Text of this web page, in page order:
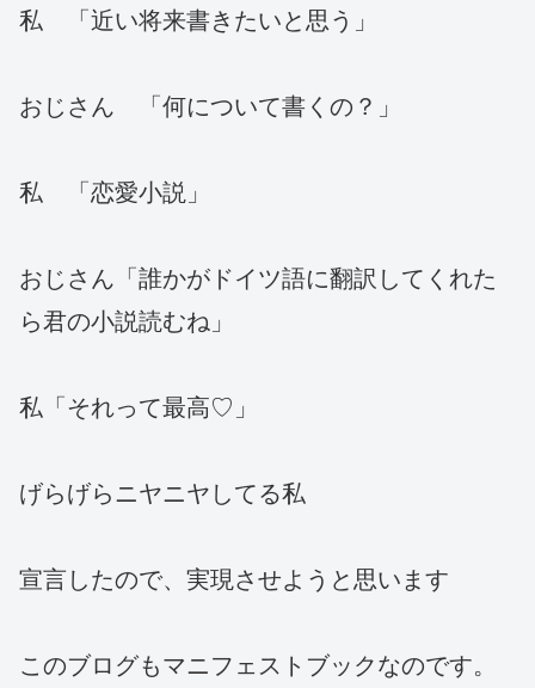
私 「近い将来書きたいと思う」
おじさん 「何について書くの？」
私 「恋愛小説」
おじさん「誰かがドイツ語に翻訳してくれた
ら君の小説読むね」
私「それって最高♡」
げらげらニヤニヤしてる私
宣言したので、実現させようと思います
このブログもマニフェストブックなのです。